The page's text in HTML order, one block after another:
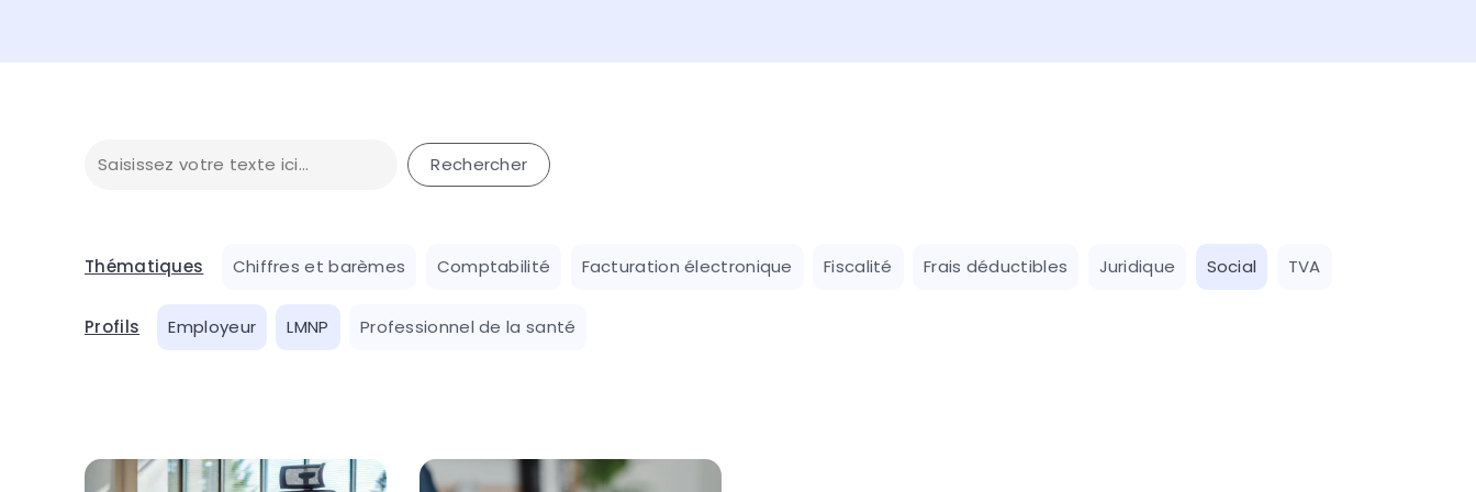
Thématiques Chiffres et barèmes Comptabilité Facturation électronique Fiscalité Frais déductibles Juridique Social TVA
Profils Employeur LMNP Professionnel de la santé